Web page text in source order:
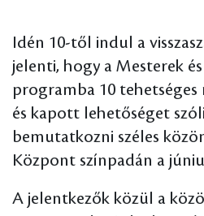
Idén 10-től indul a
jelenti, hogy a Mesterek
programba 10
és kapott lehetőséget
bemutatkozni széles
Központ színpadán a
A jelentkezők közül a